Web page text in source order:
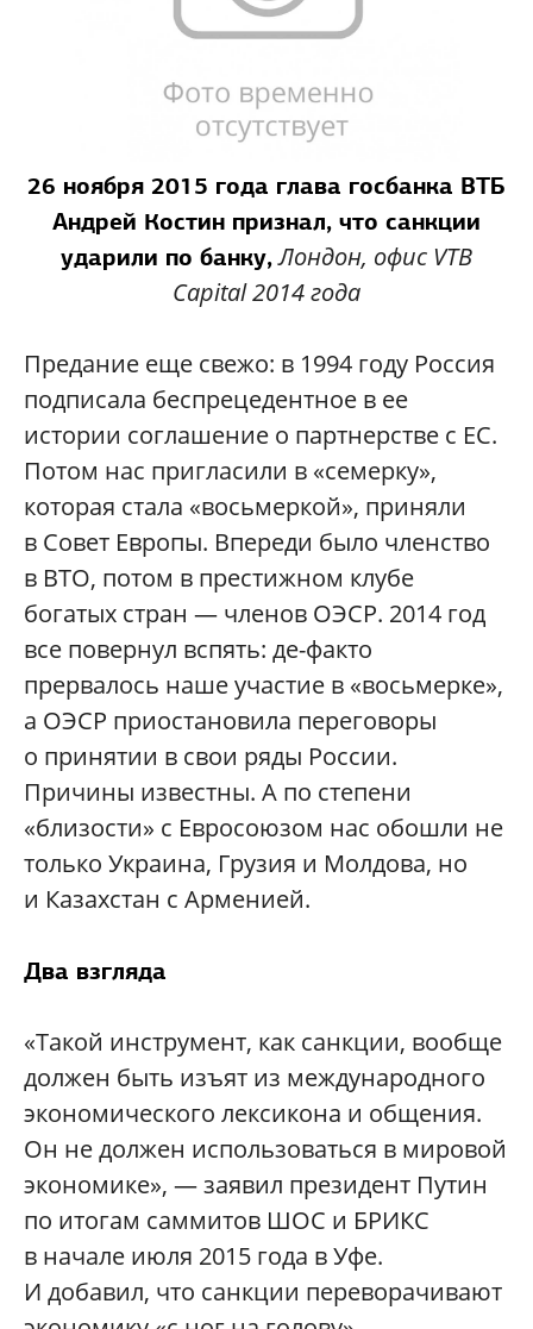
26 ноября 2015 года глава госбанка ВТБ
Андрей Костин признал, что санкции
ударили по банку,Лондон, офис VTB
Capital 2014 года
Предание еще свежо: в 1994 году Россия
подписала беспрецедентное в ее
истории соглашение о партнерстве с ЕС.
Потом нас пригласили в «семерку»,
которая стала «восьмеркой», приняли
в Совет Европы. Впереди было членство
в ВТО, потом в престижном клубе
богатых стран — членов ОЭСР. 2014 год
все повернул вспять: де-факто
прервалось наше участие в «восьмерке»,
а ОЭСР приостановила переговоры
о принятии в свои ряды России.
Причины известны. А по степени
«близости» с Евросоюзом нас обошли не
только Украина, Грузия и Молдова, но
и Казахстан с Арменией.
Два взгляда
«Такой инструмент, как санкции, вообще
должен быть изъят из международного
экономического лексикона и общения.
Он не должен использоваться в мировой
экономике», — заявил президент Путин
по итогам саммитов ШОС и БРИКС
в начале июля 2015 года в Уфе.
И добавил, что санкции переворачивают